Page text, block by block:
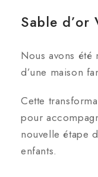
Sable d’or
Nous avons été
d’une maison
Cette
pour
nouvelle étape
enfants.